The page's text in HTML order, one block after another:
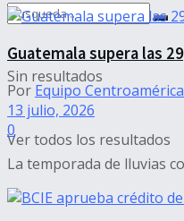
Sin resultados
Ver todos los resultados
Guatemala supera las
Por Equipo
13 julio, 2026
0
La temporada de lluvias